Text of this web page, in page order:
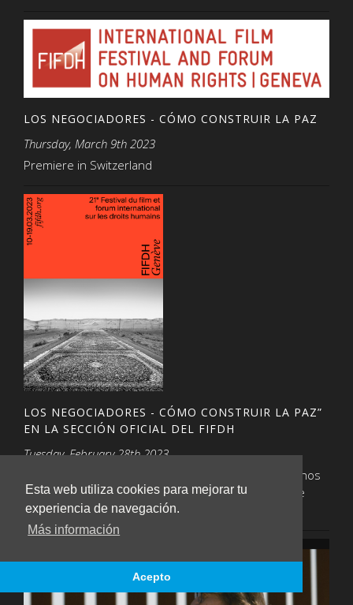
Esta web utiliza cookies para mejorar tu
experiencia de navegación.
Más información
Acepto
LOS NEGOCIADORES - CÓMO CONSTRUIR LA PAZ
Thursday, March 9th 2023
Premiere in Switzerland
LOS NEGOCIADORES - CÓMO CONSTRUIR LA PAZ”
EN LA SECCIÓN OFICIAL DEL FIFDH
Tuesday, February 28th 2023
21º Festival Internacional de Cine y Fórum de Derechos
Humanos (FIFDH) Ginebra, Suiza, 10-19 de marzo de
2023